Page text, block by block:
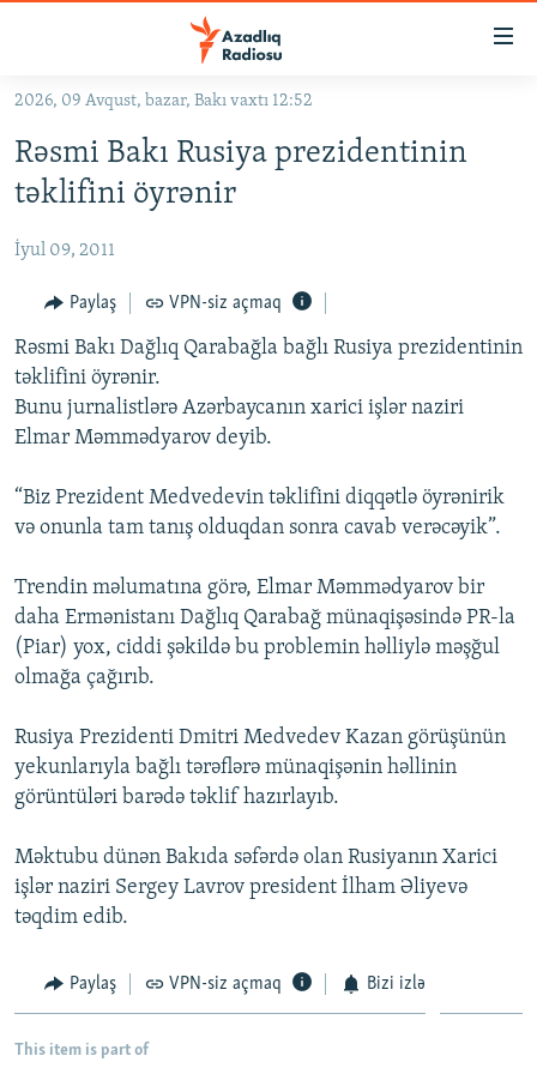
Əsas
qayıt
Əsas
qayıt
KORRUPSIOMETR
#ƏSLINDƏ
FƏRQƏ BAX
QANUNI DOĞRU
ARAŞDIRMA
MULTIMEDIA
FOTOQALEREYA
OXU ZALI
İZ - MƏDƏNIYYƏT PROQRAMI
HAQQIMIZDA
PEŞƏ ETIKASI VƏ JURNALISTIKA STANDARTLARIMIZ
MATERIALLARIMIZDAN ISTIFADƏ
AZADLIQRADIOSU MOBIL TELEFONUNUZDA
BIZIMLƏ ƏLAQƏ
XƏBƏR BÜLLETENLƏRIMIZ
BIZI IZLƏ
RFE/RL-in bütün saytları
2026, 09 Avqust, bazar, Bakı vaxtı 12:52
Rəsmi Bakı Rusiya prezidentinin
təklifini öyrənir
İyul 09, 2011
Paylaş VPN-siz açmaq
Rəsmi Bakı Dağlıq Qarabağla bağlı Rusiya prezidentinin
təklifini öyrənir.
Bunu jurnalistlərə Azərbaycanın xarici işlər naziri
Elmar Məmmədyarov deyib.
“Biz Prezident Medvedevin təklifini diqqətlə öyrənirik
və onunla tam tanış olduqdan sonra cavab verəcəyik”.
Trendin məlumatına görə, Elmar Məmmədyarov bir
daha Ermənistanı Dağlıq Qarabağ münaqişəsində PR-la
(Piar) yox, ciddi şəkildə bu problemin həlliylə məşğul
olmağa çağırıb.
Rusiya Prezidenti Dmitri Medvedev Kazan görüşünün
yekunlarıyla bağlı tərəflərə münaqişənin həllinin
görüntüləri barədə təklif hazırlayıb.
Məktubu dünən Bakıda səfərdə olan Rusiyanın Xarici
işlər naziri Sergey Lavrov president İlham Əliyevə
təqdim edib.
Paylaş VPN-siz açmaq Bizi izlə
This item is part of